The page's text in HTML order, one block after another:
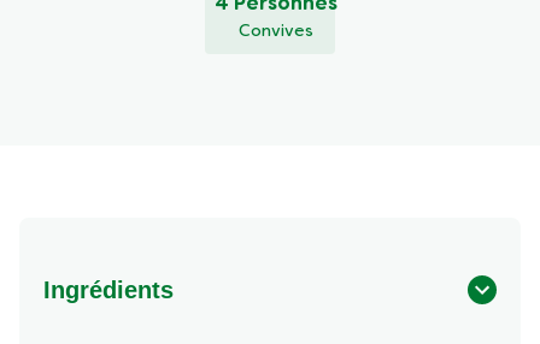
4 Personnes
Convives
Ingrédients